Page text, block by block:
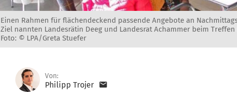
Einen Rahmen für flächendeckend passende Angebote an
Ziel nannten Landesrätin Deeg und Landesrat Achammer beim
Foto: © LPA/Greta Stuefer
Von:
Philipp Trojer